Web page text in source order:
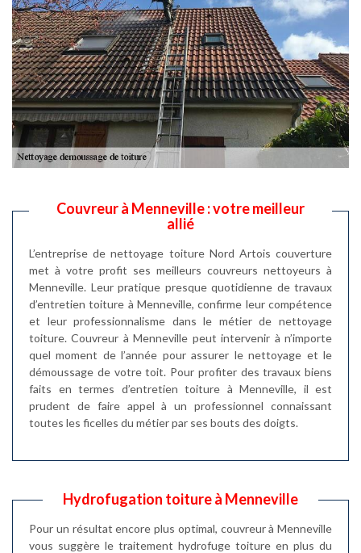
Couvreur à Menneville : votre meilleur
allié
L’entreprise de nettoyage toiture Nord Artois couverture
met à votre profit ses meilleurs couvreurs nettoyeurs à
Menneville. Leur pratique presque quotidienne de travaux
d’entretien toiture à Menneville, confirme leur compétence
et leur professionnalisme dans le métier de nettoyage
toiture. Couvreur à Menneville peut intervenir à n’importe
quel moment de l’année pour assurer le nettoyage et le
démoussage de votre toit. Pour profiter des travaux biens
faits en termes d’entretien toiture à Menneville, il est
prudent de faire appel à un professionnel connaissant
toutes les ficelles du métier par ses bouts des doigts.
Hydrofugation toiture à Menneville
Pour un résultat encore plus optimal, couvreur à Menneville
vous suggère le traitement hydrofuge toiture en plus du